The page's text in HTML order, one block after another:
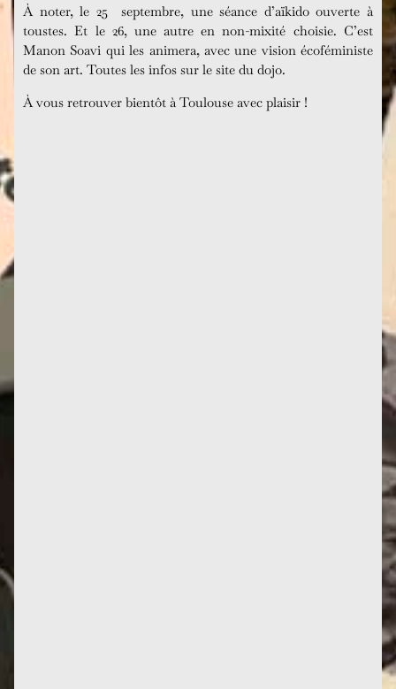
À noter, le 25 septembre, une séance d’aïkido ouverte à
toustes. Et le 26, une autre en non-mixité choisie. C’est
Manon Soavi qui les animera, avec une vision écoféministe
de son art. Toutes les infos sur le site du dojo.
À vous retrouver bientôt à Toulouse avec plaisir !